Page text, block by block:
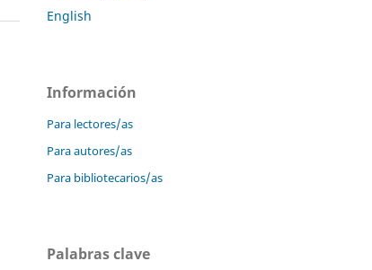
English
Información
Para lectores/as
Para autores/as
Para bibliotecarios/as
Palabras clave